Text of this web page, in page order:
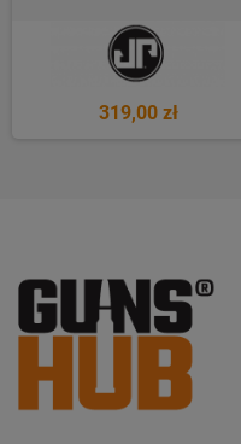
319,00 zł